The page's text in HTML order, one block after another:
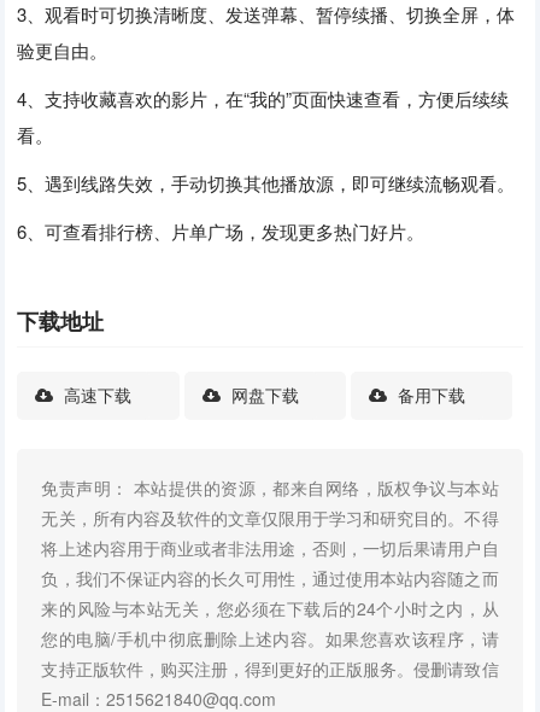
3、观看时可切换清晰度、发送弹幕、暂停续播、切换全屏，体
验更自由。
4、支持收藏喜欢的影片，在“我的”页面快速查看，方便后续续
看。
5、遇到线路失效，手动切换其他播放源，即可继续流畅观看。
6、可查看排行榜、片单广场，发现更多热门好片。
下载地址
高速下载 网盘下载 备用下载
免责声明： 本站提供的资源，都来自网络，版权争议与本站
无关，所有内容及软件的文章仅限用于学习和研究目的。不得
将上述内容用于商业或者非法用途，否则，一切后果请用户自
负，我们不保证内容的长久可用性，通过使用本站内容随之而
来的风险与本站无关，您必须在下载后的24个小时之内，从
您的电脑/手机中彻底删除上述内容。如果您喜欢该程序，请
支持正版软件，购买注册，得到更好的正版服务。侵删请致信
E-mail：2515621840@qq.com